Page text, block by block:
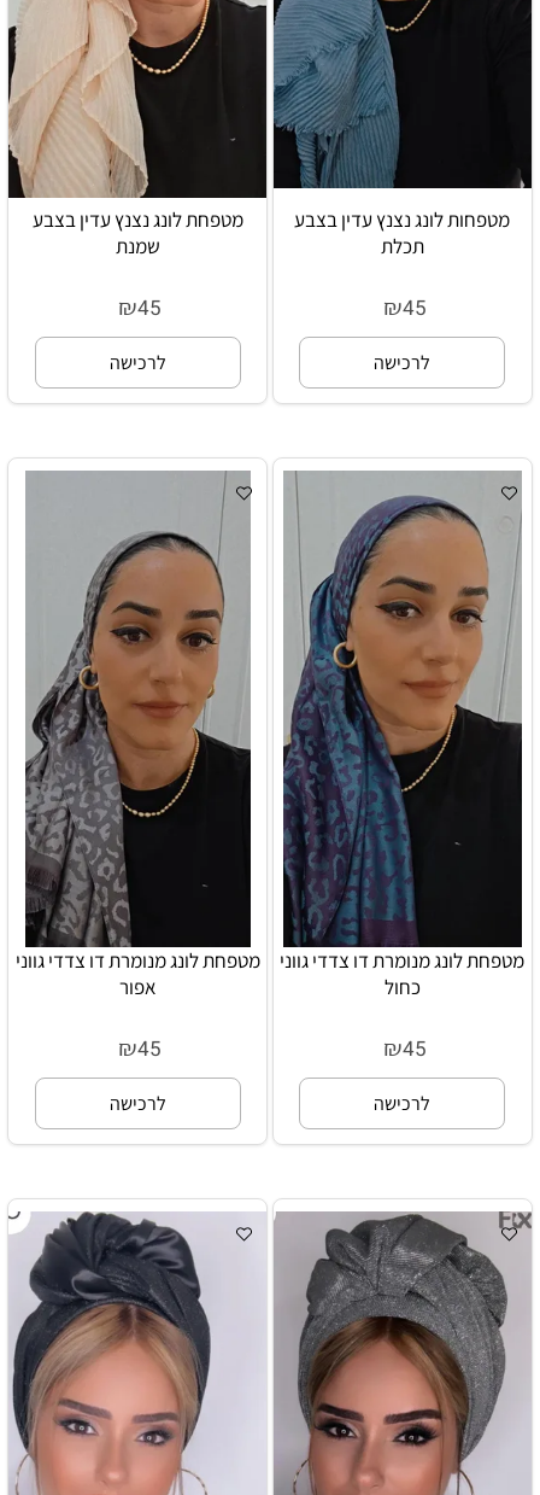
מטפחות לונג נצנץ עדין בצבע
תכלת
₪45
לרכישה
מטפחת לונג נצנץ עדין בצבע
שמנת
₪45
לרכישה
מטפחת לונג מנומרת דו צדדי גווני
כחול
₪45
לרכישה
מטפחת לונג מנומרת דו צדדי גווני
אפור
₪45
לרכישה